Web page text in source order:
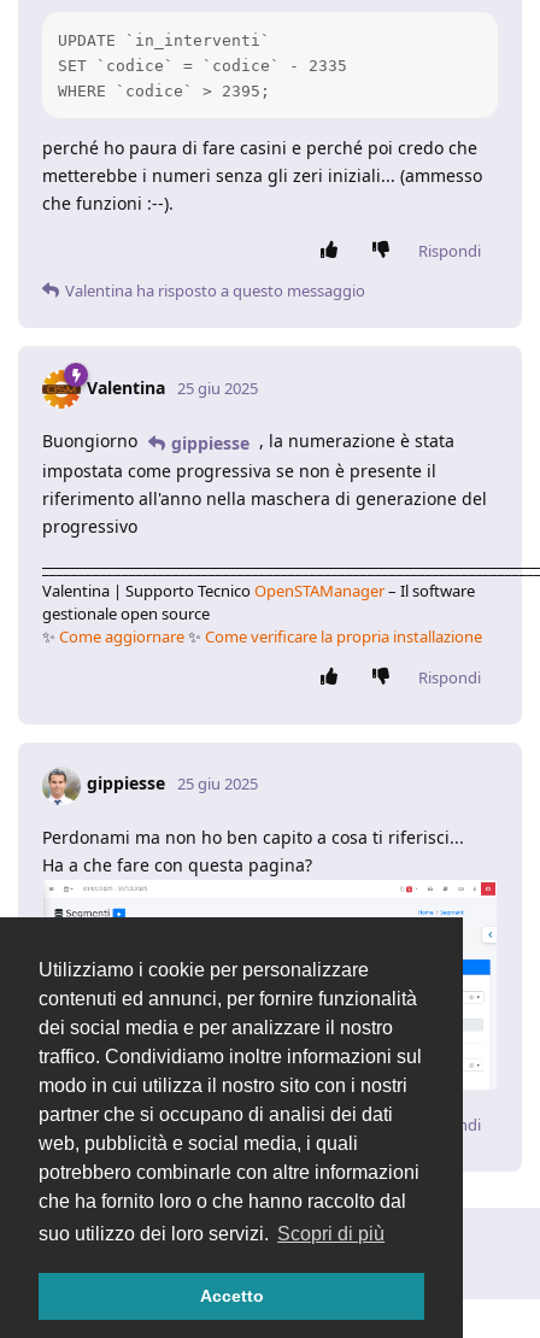
Utilizziamo i cookie per personalizzare
contenuti ed annunci, per fornire funzionalità
dei social media e per analizzare il nostro
traffico. Condividiamo inoltre informazioni sul
modo in cui utilizza il nostro sito con i nostri
partner che si occupano di analisi dei dati
web, pubblicità e social media, i quali
potrebbero combinarle con altre informazioni
che ha fornito loro o che hanno raccolto dal
suo utilizzo dei loro servizi. Scopri di più
Accetto
UPDATE `in_interventi`
SET `codice` = `codice` - 2335
WHERE `codice` > 2395;
perché ho paura di fare casini e perché poi credo che
metterebbe i numeri senza gli zeri iniziali... (ammesso
che funzioni :--).
Rispondi
Valentina ha risposto a questo messaggio
Valentina 25 giu 2025
Buongiorno gippiesse , la numerazione è stata
impostata come progressiva se non è presente il
riferimento all'anno nella maschera di generazione del
progressivo
Valentina | Supporto TecnicoOpenSTAManager– Il software
gestionale open source
✨ Come aggiornare✨ Come verificare la propria installazione
Rispondi
gippiesse 25 giu 2025
Perdonami ma non ho ben capito a cosa ti riferisci...
Ha a che fare con questa pagina?
Rispondi
Rispondi alla discussione...